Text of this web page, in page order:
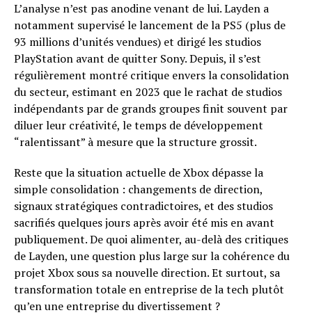
L’analyse n’est pas anodine venant de lui. Layden a
notamment supervisé le lancement de la PS5 (plus de
93 millions d’unités vendues) et dirigé les studios
PlayStation avant de quitter Sony. Depuis, il s’est
régulièrement montré critique envers la consolidation
du secteur, estimant en 2023 que le rachat de studios
indépendants par de grands groupes finit souvent par
diluer leur créativité, le temps de développement
“ralentissant” à mesure que la structure grossit.
Reste que la situation actuelle de Xbox dépasse la
simple consolidation : changements de direction,
signaux stratégiques contradictoires, et des studios
sacrifiés quelques jours après avoir été mis en avant
publiquement. De quoi alimenter, au-delà des critiques
de Layden, une question plus large sur la cohérence du
projet Xbox sous sa nouvelle direction. Et surtout, sa
transformation totale en entreprise de la tech plutôt
qu’en une entreprise du divertissement ?